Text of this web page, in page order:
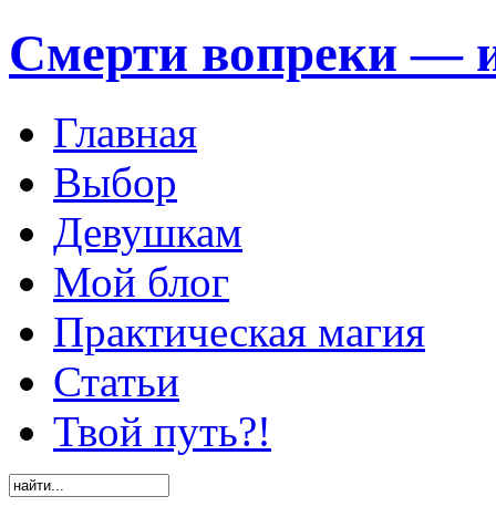
Смерти вопреки —
Главная
Выбор
Девушкам
Мой блог
Практическая магия
Статьи
Твой путь?!